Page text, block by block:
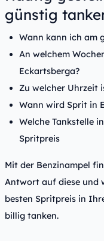
günstig
Wann kann ich am
An welchem
Eckartsberga?
Zu welcher Uhrzeit
Wann wird Sprit in
Welche Tankstelle
Spritpreis
Mit der Benzinampel
Antwort auf diese und
besten Spritpreis in
billig tanken.